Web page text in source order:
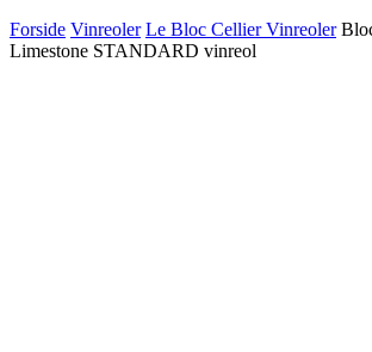
Forside Vinreoler Le Bloc Cellier Vinreoler
Limestone STANDARD vinreol